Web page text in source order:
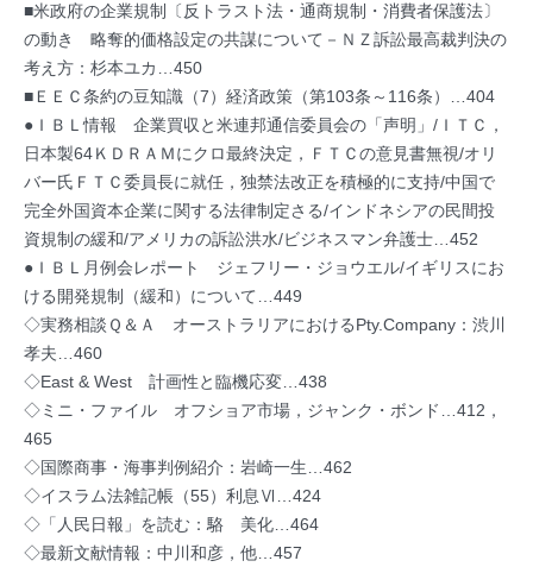
■米政府の企業規制〔反トラスト法・通商規制・消費者保護法〕
の動き 略奪的価格設定の共謀について－ＮＺ訴訟最高裁判決の
考え方：杉本ユカ…450
■ＥＥＣ条約の豆知識（7）経済政策（第103条～116条）…404
●ＩＢＬ情報 企業買収と米連邦通信委員会の「声明」/ＩＴＣ，
日本製64ＫＤＲＡＭにクロ最終決定，ＦＴＣの意見書無視/オリ
バー氏ＦＴＣ委員長に就任，独禁法改正を積極的に支持/中国で
完全外国資本企業に関する法律制定さる/インドネシアの民間投
資規制の緩和/アメリカの訴訟洪水/ビジネスマン弁護士…452
●ＩＢＬ月例会レポート ジェフリー・ジョウエル/イギリスにお
ける開発規制（緩和）について…449
◇実務相談Ｑ＆Ａ オーストラリアにおけるPty.Company：渋川
孝夫…460
◇East & West 計画性と臨機応変…438
◇ミニ・ファイル オフショア市場，ジャンク・ボンド…412，
465
◇国際商事・海事判例紹介：岩崎一生…462
◇イスラム法雑記帳（55）利息Ⅵ…424
◇「人民日報」を読む：駱 美化…464
◇最新文献情報：中川和彦，他…457